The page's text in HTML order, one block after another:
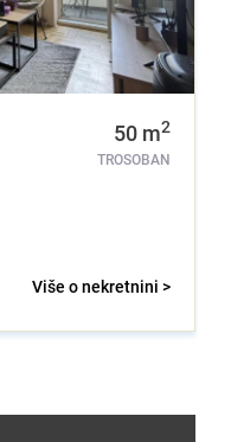
50 m2
TROSOBAN
Više o nekretnini >